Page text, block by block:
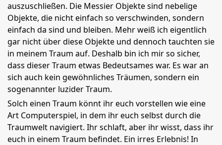
auszuschließen. Die Messier Objekte sind nebelige
Objekte, die nicht einfach so verschwinden, sondern
einfach da sind und bleiben. Mehr weiß ich eigentlich
gar nicht über diese Objekte und dennoch tauchten sie
in meinem Traum auf. Deshalb bin ich mir so sicher,
dass dieser Traum etwas Bedeutsames war. Es war an
sich auch kein gewöhnliches Träumen, sondern ein
sogenannter luzider Traum.
Solch einen Traum könnt ihr euch vorstellen wie eine
Art Computerspiel, in dem ihr euch selbst durch die
Traumwelt navigiert. Ihr schlaft, aber ihr wisst, dass ihr
euch in einem Traum befindet. Ein irres Erlebnis! In